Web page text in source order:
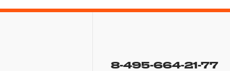
8-495-664-21-77